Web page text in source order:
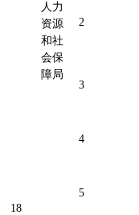
18
人力
资源
和社
会保
障局
2
3
4
5